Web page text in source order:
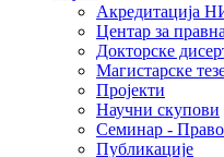
Акредитација
Центар за
Докторске
Магистарске
Пројекти
Научни скупови
Семинар -
Публикације